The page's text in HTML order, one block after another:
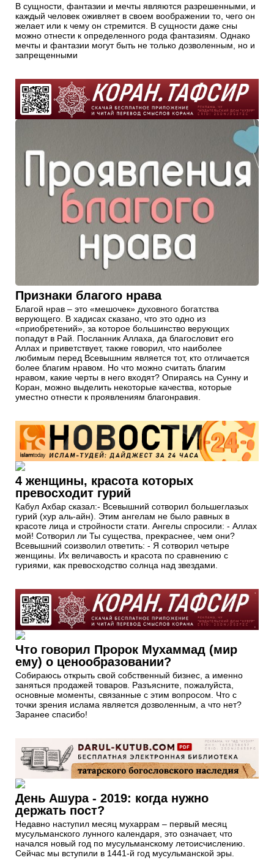
В сущности, фантазии и мечты являются разрешенными, и
каждый человек оживляет в своем воображении то, чего он
желает или к чему он стремится. В сущности даже сны
можно отнести к определенного рода фантазиям. Однако
мечты и фантазии могут быть не только дозволенным, но и
запрещенными
Признаки благого нрава
Благой нрав – это «мешочек» духовного богатства
верующего. В хадисах сказано, что это одно из
«приобретений», за которое большинство верующих
попадут в Рай. Посланник Аллаха, да благословит его
Аллах и приветствует, также говорил, что наиболее
любимым перед Всевышним является тот, кто отличается
более благим нравом. Но что можно считать благим
нравом, какие черты в него входят? Опираясь на Сунну и
Коран, можно выделить некоторые качества, которые
уместно отнести к проявлениям благонравия.
4 женщины, красота которых
превосходит гурий
Кабул Ахбар сказал:- Всевышний сотворил большеглазых
гурий (хур аль-айн). Этим ангелам не было равных в
красоте лица и стройности стати. Ангелы спросили: - Аллах
мой! Сотворил ли Ты существа, прекраснее, чем они?
Всевышний соизволил ответить: - Я сотворил четыре
женщины. Их величавость и красота по сравнению с
гуриями, как превосходство солнца над звездами.
Что говорил Пророк Мухаммад (мир
ему) о ценообразовании?
Собираюсь открыть свой собственный бизнес, а именно
заняться продажей товаров. Разъясните, пожалуйста,
основные моменты, связанные с этим вопросом. Что с
точки зрения ислама является дозволенным, а что нет?
Заранее спасибо!
День Ашура - 2019: когда нужно
держать пост?
Недавно наступил месяц мухаррам – первый месяц
мусульманского лунного календаря, это означает, что
начался новый год по мусульманскому летоисчислению.
Сейчас мы вступили в 1441-й год мусульманской эры.